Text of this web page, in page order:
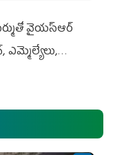
వైయ‌స్ఆర్
ఎమ్మెల్యేలు,